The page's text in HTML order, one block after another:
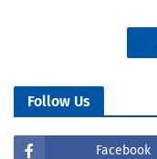
Follow Us
Facebook